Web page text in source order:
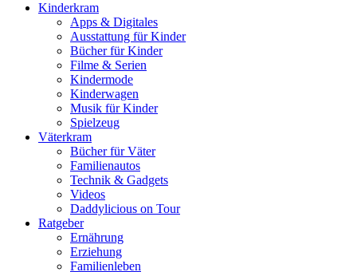
Kinderkram
Apps & Digitales
Ausstattung für Kinder
Bücher für Kinder
Filme & Serien
Kindermode
Kinderwagen
Musik für Kinder
Spielzeug
Väterkram
Bücher für Väter
Familienautos
Technik & Gadgets
Videos
Daddylicious on Tour
Ratgeber
Ernährung
Erziehung
Familienleben